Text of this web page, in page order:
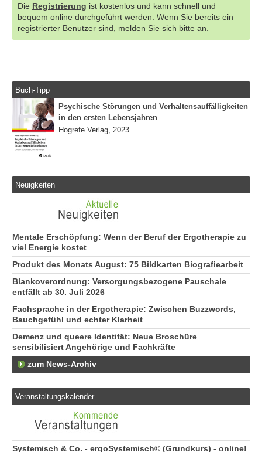
Die Registrierung ist kostenlos und kann schnell und
bequem online durchgeführt werden. Wenn Sie bereits ein
registrierter Benutzer sind, melden Sie sich bitte an.
Buch-Tipp
Psychische Störungen und Verhaltensauffälligkeiten
in den ersten Lebensjahren
Hogrefe Verlag, 2023
Neuigkeiten
Mentale Erschöpfung: Wenn der Beruf der Ergotherapie zu
viel Energie kostet
Produkt des Monats August: 75 Bildkarten Biografiearbeit
Blankoverordnung: Versorgungsbezogene Pauschale
entfällt ab 30. Juli 2026
Fachsprache in der Ergotherapie: Zwischen Buzzwords,
Bauchgefühl und echter Klarheit
Demenz und queere Identität: Neue Broschüre
sensibilisiert Angehörige und Fachkräfte
zum News-Archiv
Veranstaltungskalender
Systemisch & Co. - ergoSystemisch© (Grundkurs) - online!